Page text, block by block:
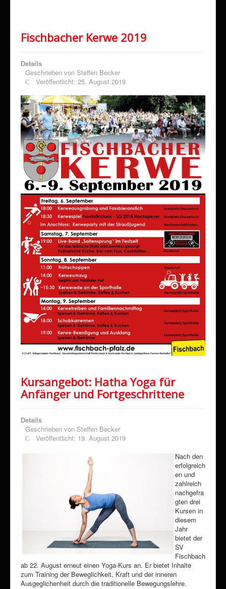
Fischbacher Kerwe 2019
Details
Geschrieben von Steffen Becker
Veröffentlicht: 25. August 2019
Kursangebot: Hatha Yoga für
Anfänger und Fortgeschrittene
Details
Geschrieben von Steffen Becker
Veröffentlicht: 19. August 2019
Nach den
erfolgreich
en und
zahlreich
nachgefra
gten drei
Kursen in
diesem
Jahr
bietet der
SV
Fischbach
ab 22. August erneut einen Yoga-Kurs an. Er bietet Inhalte
zum Training der Beweglichkeit, Kraft und der inneren
Ausgeglichenheit durch die traditionelle Bewegungslehre.